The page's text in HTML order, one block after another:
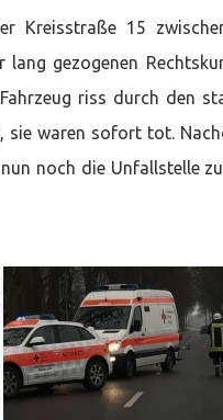
Kreisstraße 15
lang gezogenen
riss durch den
sie waren sofort tot.
noch die Unfallstelle